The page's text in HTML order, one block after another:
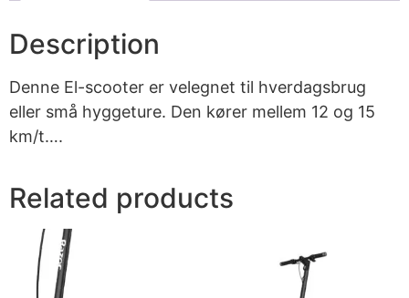
Description
Denne El-scooter er velegnet til hverdagsbrug
eller små hyggeture. Den kører mellem 12 og 15
km/t….
Related products